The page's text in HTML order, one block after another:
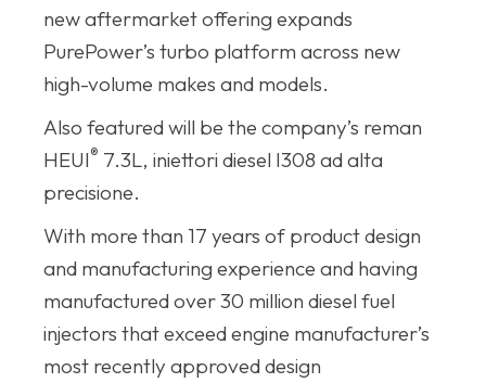
new aftermarket offering expands
PurePower’s turbo platform across new
high-volume makes and models.
Also featured will be the company’s reman
HEUI® 7.3L, iniettori diesel I308 ad alta
precisione.
With more than 17 years of product design
and manufacturing experience and having
manufactured over 30 million diesel fuel
injectors that exceed engine manufacturer’s
most recently approved design